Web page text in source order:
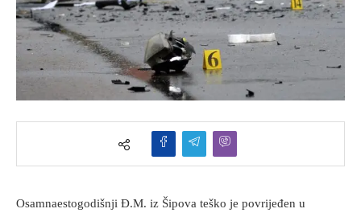
Osamnaestogodišnji Đ.M. iz Šipova teško je povrijeđen u